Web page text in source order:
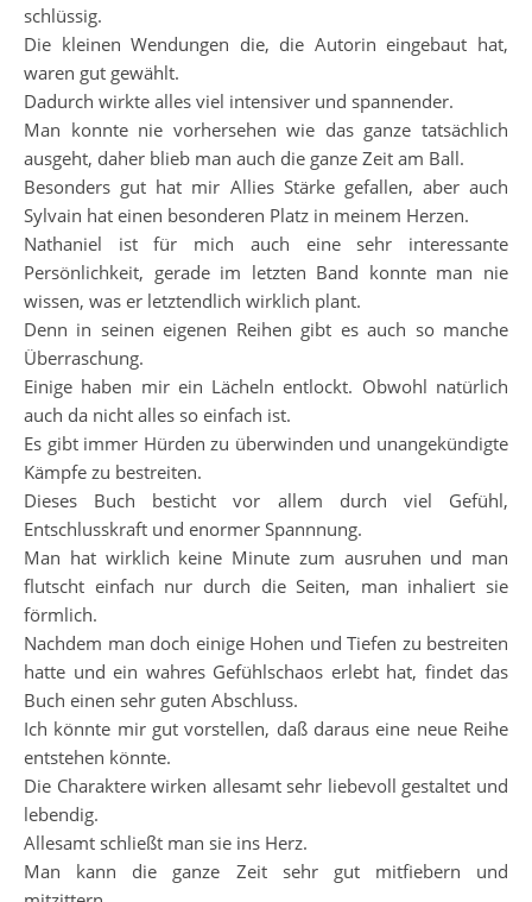
schlüssig.
Die kleinen Wendungen die, die Autorin eingebaut hat,
waren gut gewählt.
Dadurch wirkte alles viel intensiver und spannender.
Man konnte nie vorhersehen wie das ganze tatsächlich
ausgeht, daher blieb man auch die ganze Zeit am Ball.
Besonders gut hat mir Allies Stärke gefallen, aber auch
Sylvain hat einen besonderen Platz in meinem Herzen.
Nathaniel ist für mich auch eine sehr interessante
Persönlichkeit, gerade im letzten Band konnte man nie
wissen, was er letztendlich wirklich plant.
Denn in seinen eigenen Reihen gibt es auch so manche
Überraschung.
Einige haben mir ein Lächeln entlockt. Obwohl natürlich
auch da nicht alles so einfach ist.
Es gibt immer Hürden zu überwinden und unangekündigte
Kämpfe zu bestreiten.
Dieses Buch besticht vor allem durch viel Gefühl,
Entschlusskraft und enormer Spannnung.
Man hat wirklich keine Minute zum ausruhen und man
flutscht einfach nur durch die Seiten, man inhaliert sie
förmlich.
Nachdem man doch einige Hohen und Tiefen zu bestreiten
hatte und ein wahres Gefühlschaos erlebt hat, findet das
Buch einen sehr guten Abschluss.
Ich könnte mir gut vorstellen, daß daraus eine neue Reihe
entstehen könnte.
Die Charaktere wirken allesamt sehr liebevoll gestaltet und
lebendig.
Allesamt schließt man sie ins Herz.
Man kann die ganze Zeit sehr gut mitfiebern und